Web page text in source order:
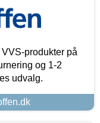
produkter på
og 1-2
udvalg.